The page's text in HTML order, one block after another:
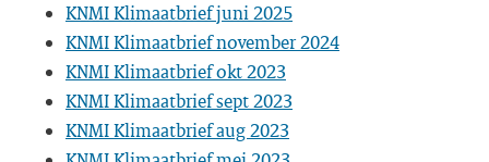
KNMI Klimaatbrief juni 2025
KNMI Klimaatbrief november 2024
KNMI Klimaatbrief okt 2023
KNMI Klimaatbrief sept 2023
KNMI Klimaatbrief aug 2023